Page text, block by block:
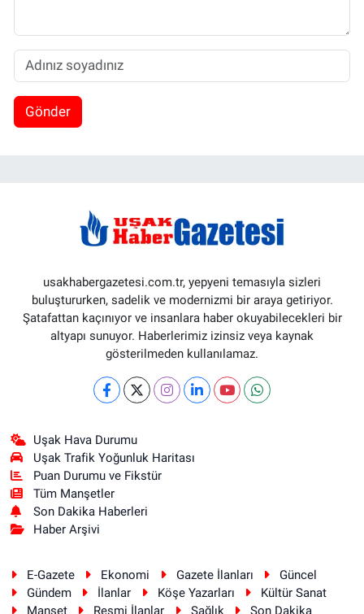
Gönder
usakhabergazetesi.com.tr, yepyeni temasıyla sizleri
buluştururken, sadelik ve modernizmi bir araya getiriyor.
Şatafattan kaçınıyor ve insanlara haber okuyabilecekleri bir
altyapı sunuyor. Haberlerimiz izinsiz veya kaynak
gösterilmeden kullanılamaz.
Uşak Hava Durumu
Uşak Trafik Yoğunluk Haritası
Puan Durumu ve Fikstür
Tüm Manşetler
Son Dakika Haberleri
Haber Arşivi
E-Gazete Ekonomi Gazete İlanları
Güncel
Gündem
İlanlar Köşe Yazarları
Kültür Sanat
Manşet
Resmi İlanlar Sağlık Son Dakika